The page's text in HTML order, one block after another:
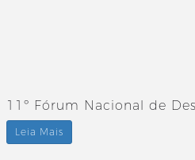
11º Fórum Nacional de
Leia Mais